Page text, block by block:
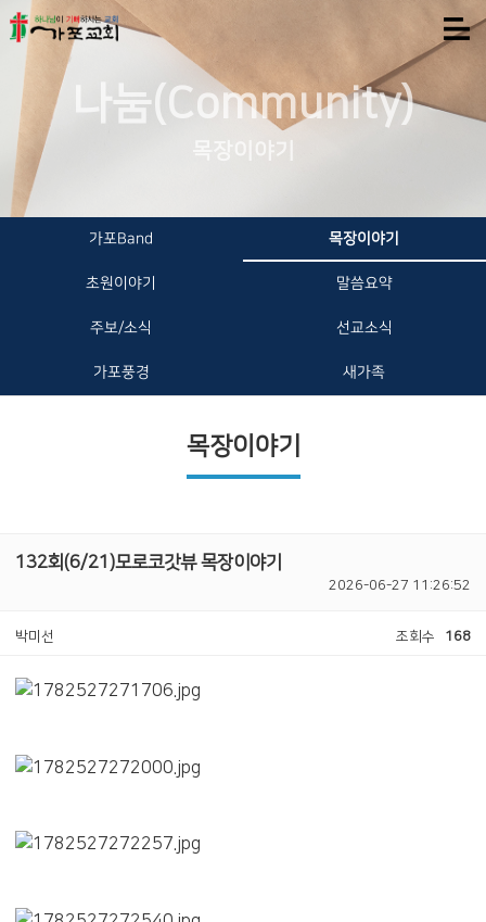
나눔(Community)
목장이야기
가포Band 목장이야기
초원이야기 말씀요약
주보/소식 선교소식
가포풍경 새가족
목장이야기
132회(6/21)모로코갓뷰 목장이야기
2026-06-27 11:26:52
박미선 조회수 168